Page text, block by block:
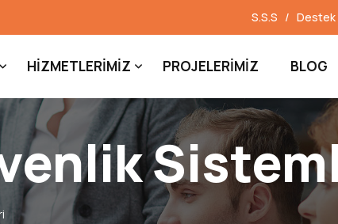
S.S.S Destek
HIZMETLERIMIZ PROJELERIMIZ BLOG